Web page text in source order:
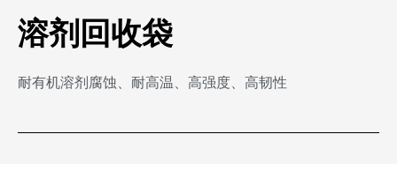
溶剂回收袋
耐有机溶剂腐蚀、耐高温、高强度、高韧性